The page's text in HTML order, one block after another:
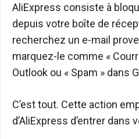
AliExpress consiste à
depuis votre boîte de
recherchez un e-mail
marquez-le comme «
Outlook ou « Spam » dans
C’est tout. Cette action
d’AliExpress d’entrer